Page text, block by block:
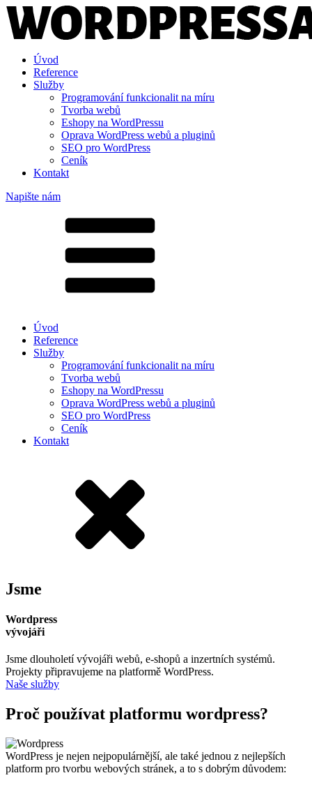
Úvod
Reference
Služby
Programování funkcionalit na míru
Tvorba webů
Eshopy na WordPressu
Oprava WordPress webů a pluginů
SEO pro WordPress
Ceník
Kontakt
Napište nám
Úvod
Reference
Služby
Programování funkcionalit na míru
Tvorba webů
Eshopy na WordPressu
Oprava WordPress webů a pluginů
SEO pro WordPress
Ceník
Kontakt
Jsme
Wordpress
vývojáři
Jsme dlouholetí vývojáři webů, e-shopů a inzertních systémů.
Projekty připravujeme na platformě WordPress.
Naše služby
Proč používat platformu wordpress?
WordPress je nejen nejpopulárnější, ale také jednou z nejlepších
platform pro tvorbu webových stránek, a to s dobrým důvodem: